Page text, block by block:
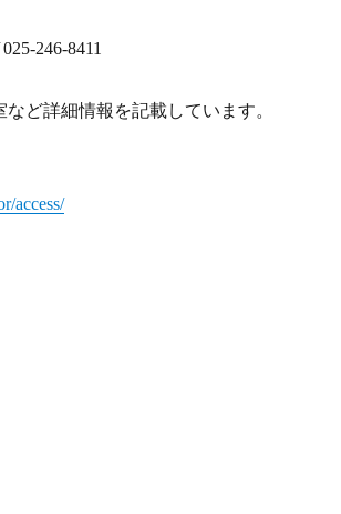
246-8411
ど詳細情報を記載しています。
access/